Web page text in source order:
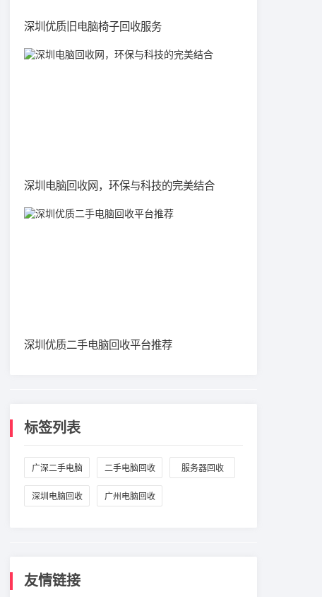
深圳优质旧电脑椅子回收服务
深圳电脑回收网，环保与科技的完美结合
深圳优质二手电脑回收平台推荐
标签列表
广深二手电脑
回收
二手电脑回收 服务器回收
深圳电脑回收 广州电脑回收
友情链接